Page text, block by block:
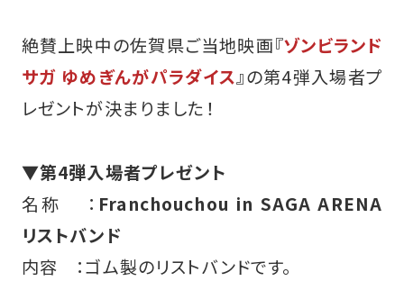
絶賛上映中の佐賀県ご当地映画『ゾンビランド
サガ ゆめぎんがパラダイス』の第4弾入場者プ
レゼントが決まりました！
▼第4弾入場者プレゼント
名称 ： Franchouchou in SAGA ARENA
リストバンド
内容 ：ゴム製のリストバンドです。